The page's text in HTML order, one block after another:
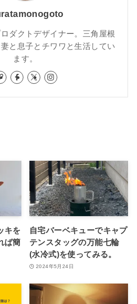
ダクトデザイナー。三角屋根
と息子とチワワと生活してい
ます。
キを
ば簡
自宅バーベキューでキャプ
テンスタッグの万能七輪
(水冷式)を使ってみる。
2024年5月24日